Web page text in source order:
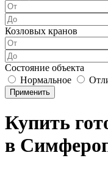
Козловых кранов
Состояние объекта
Нормальное
Применить
Купить
в